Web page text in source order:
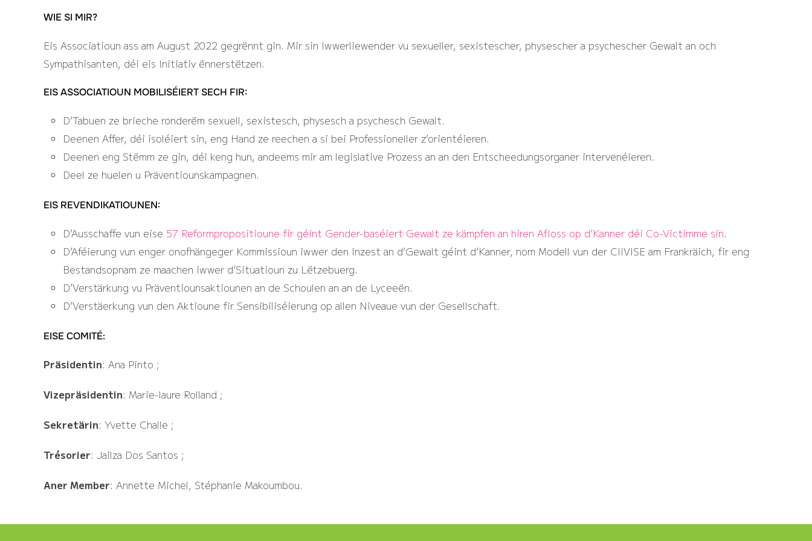
WIE SI MIR?
Eis Associatioun ass am August 2022 gegrënnt gin. Mir sin Iwwerliewender vu sexueller, sexistescher, physescher a psychescher Gewalt an och
Sympathisanten, déi eis Initiativ ënnerstëtzen.
EIS ASSOCIATIOUN MOBILISÉIERT SECH FIR:
D’Tabuen ze brieche ronderëm sexuell, sexistesch, physesch a psychesch Gewalt.
Deenen Affer, déi isoléiert sin, eng Hand ze reechen a si bei Professioneller z’orientéieren.
Deenen eng Stëmm ze gin, déi keng hun, andeems mir am legislative Prozess an an den Entscheedungsorganer intervenéieren.
Deel ze huelen u Präventiounskampagnen.
EIS REVENDIKATIOUNEN:
D’Ausschaffe vun eise 57 Reformpropositioune fir géint Gender-baséiert Gewalt ze kämpfen an hiren Afloss op d’Kanner déi Co-Victimme sin.
D’Aféierung vun enger onofhängeger Kommissioun iwwer den Inzest an d’Gewalt géint d’Kanner, nom Modell vun der CIIVISE am Frankräich, fir eng
Bestandsopnam ze maachen iwwer d’Situatioun zu Lëtzebuerg.
D’Verstärkung vu Präventiounsaktiounen an de Schoulen an an de Lyceeën.
D’Verstäerkung vun den Aktioune fir Sensibiliséierung op allen Niveaue vun der Gesellschaft.
EISE COMITÉ:
Präsidentin: Ana Pinto ;
Vizepräsidentin: Marie-laure Rolland ;
Sekretärin: Yvette Challe ;
Trésorier: Jailza Dos Santos ;
Aner Member: Annette Michel, Stéphanie Makoumbou.